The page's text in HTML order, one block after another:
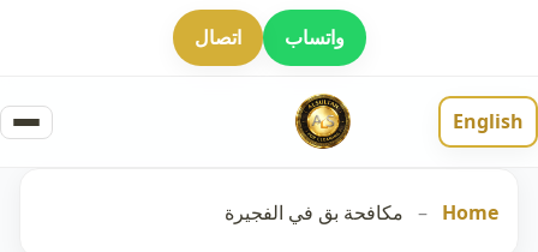
واتساب اتصال
English
Home
– مكافحة بق في الفجيرة